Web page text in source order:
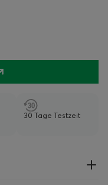
30 Tage Testzeit